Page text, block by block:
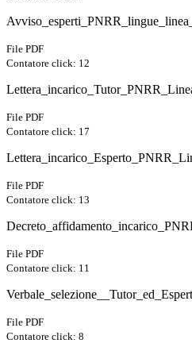
File PDF
Contatore click: 12
File PDF
Contatore click: 17
File PDF
Contatore click: 13
File PDF
Contatore click: 11
File PDF
Contatore click: 8